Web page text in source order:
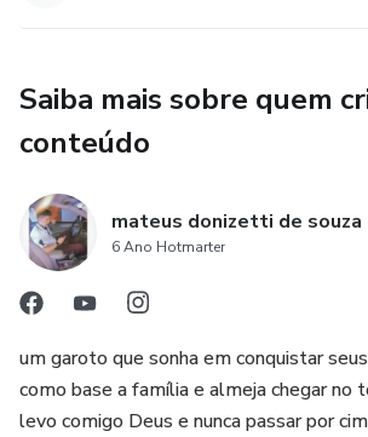
Saiba mais sobre quem
conteúdo
mateus donizetti de souza
6 Ano Hotmarter
um garoto que sonha em conquistar
como base a família e almeja chegar no
levo comigo Deus e nunca passar por